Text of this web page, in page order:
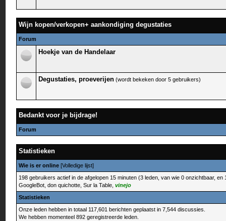
Wijn kopen/verkopen+ aankondiging degustaties
Forum
Hoekje van de Handelaar
Degustaties, proeverijen (wordt bekeken door 5 gebruikers)
Bedankt voor je bijdrage!
Forum
Statistieken
Wie is er online [Volledige lijst]
198 gebruikers actief in de afgelopen 15 minuten (3 leden, van wie 0 onzichtbaar, en
GoogleBot,don quichotte ,Sur la Table ,vinejo
Statistieken
Onze leden hebben in totaal 117,601 berichten geplaatst in 7,544 discussies.
We hebben momenteel 892 geregistreerde leden.